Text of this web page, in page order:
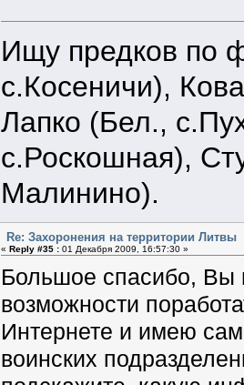
Ищу предков по
с.Косеничи),
Лапко (Бел.,
с.Роскошная),
Малинино).
Re: Захоронения на территории Литвы
« Reply #35 :01 Декабря 2009, 16:57:30 »
Большое спасибо, Вы
возможности
Интернете и имею
воинских